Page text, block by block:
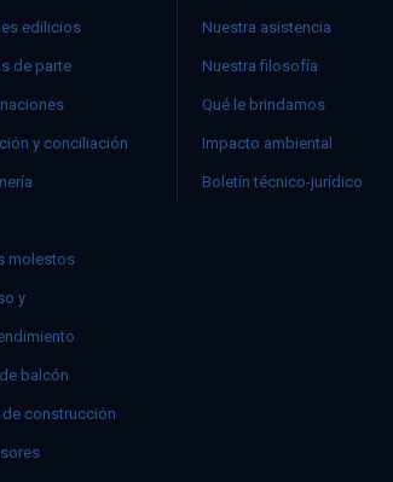
edilicios
de parte
y conciliación
molestos
y
balcón
construcción
Nuestra asistencia
Nuestra filosofía
Qué le brindamos
Impacto ambiental
Boletín técnico-jurídico